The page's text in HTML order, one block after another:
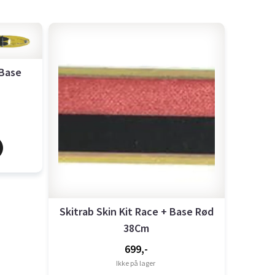
Skitrab Skin Kit Race + Base Rød
38Cm
699,-
Ikke på lager